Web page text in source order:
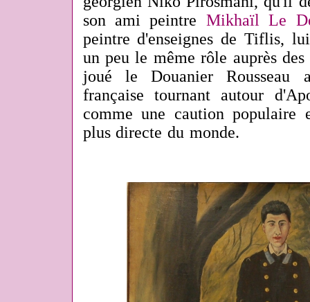
son ami peintre Mikhaïl Le
peintre d'enseignes de Tiflis,
un peu le même rôle auprès
joué le Douanier Rousseau
française tournant autour
comme une caution populaire
plus directe du monde.